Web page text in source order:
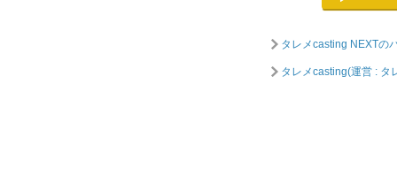
タレメcasting NEXTの
タレメcasting(運営 : タ